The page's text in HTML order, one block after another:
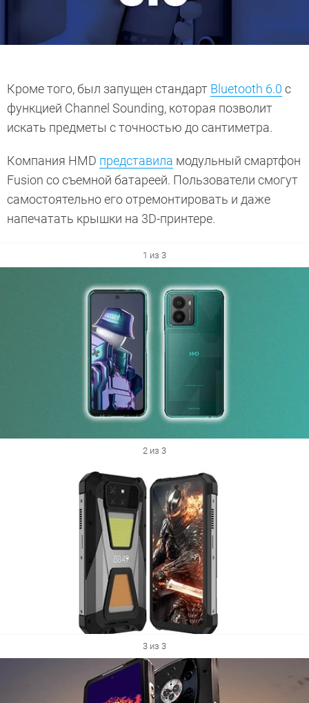
Кроме того, был запущен стандарт Bluetooth 6.0 с
функцией Channel Sounding, которая позволит
искать предметы с точностью до сантиметра.
Компания HMD представила модульный смартфон
Fusion со съемной батареей. Пользователи смогут
самостоятельно его отремонтировать и даже
напечатать крышки на 3D-принтере.
1 из 3
2 из 3
3 из 3